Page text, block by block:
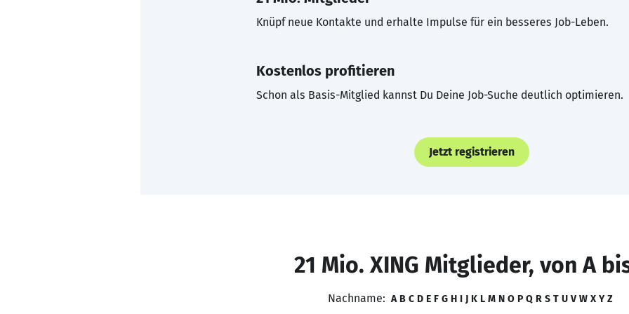
Knüpf neue Kontakte und erhalte Impulse für ein besseres Job-Leben.
Kostenlos profitieren
Schon als Basis-Mitglied kannst Du Deine Job-Suche deutlich optimieren.
Jetzt registrieren
21 Mio. XING Mitglieder, von A
Nachname: A B C D E F G H I J K L M N O P Q R S T U V W X Y Z